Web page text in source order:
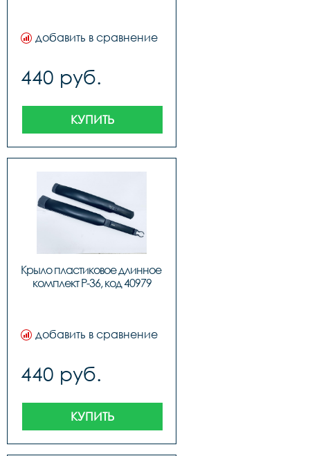
добавить в сравнение
440 руб.
КУПИТЬ
Крыло пластиковое длинное
комплект P-36, код 40979
добавить в сравнение
440 руб.
КУПИТЬ